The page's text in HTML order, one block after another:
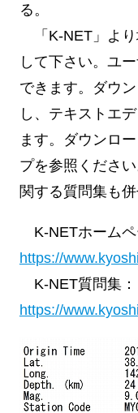
る。
「K-NET」より
して下さい。ユ
できます。ダウ
し、テキストエ
ます。ダウンロ
プを参照くださ
関する質問集も
K-NETホームペ
https://
K-NET質問集：
https://